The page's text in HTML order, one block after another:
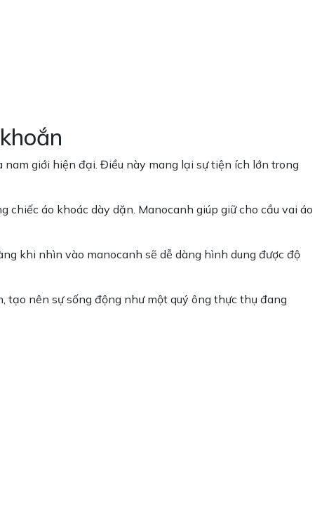
giới hiện đại. Điều này mang lại sự tiện ích lớn trong
áo khoác dày dặn. Manocanh giúp giữ cho cầu vai áo
khi nhìn vào manocanh sẽ dễ dàng hình dung được độ
nên sự sống động như một quý ông thực thụ đang